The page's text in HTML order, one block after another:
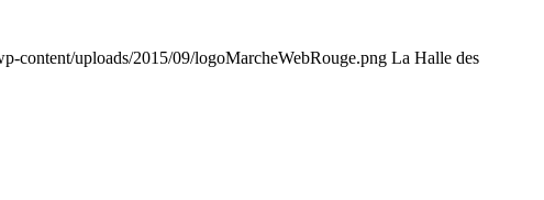
content/uploads/2015/09/logoMarcheWebRouge.png La Halle des